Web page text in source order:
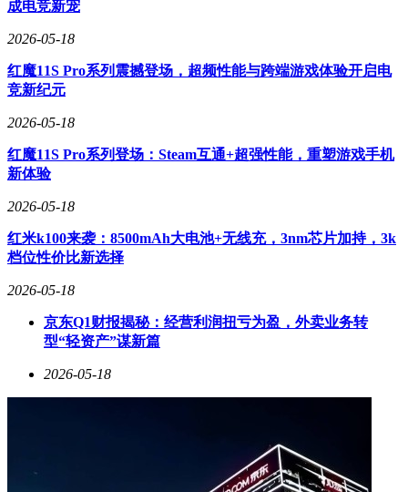
成电竞新宠
2026-05-18
红魔11S Pro系列震撼登场，超频性能与跨端游戏体验开启电
竞新纪元
2026-05-18
红魔11S Pro系列登场：Steam互通+超强性能，重塑游戏手机
新体验
2026-05-18
红米k100来袭：8500mAh大电池+无线充，3nm芯片加持，3k
档位性价比新选择
2026-05-18
京东Q1财报揭秘：经营利润扭亏为盈，外卖业务转
型“轻资产”谋新篇
2026-05-18